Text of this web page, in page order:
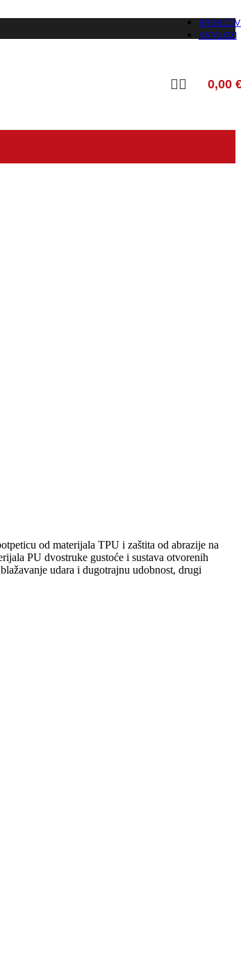
KATALOZI
0,00
od materijala TPU i zaštita od abrazije na
PU dvostruke gustoće i sustava otvorenih
udara i dugotrajnu udobnost, drugi